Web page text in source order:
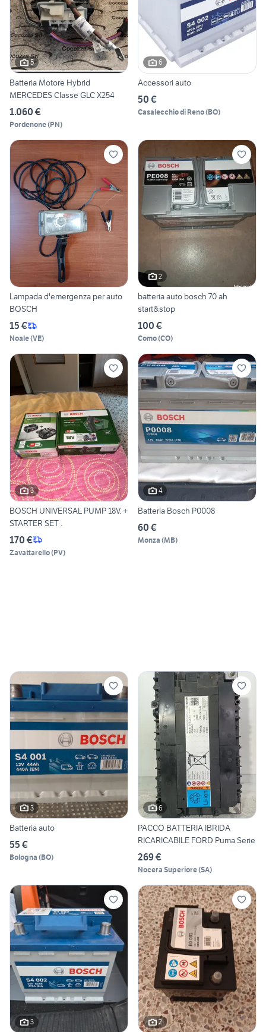
5
Batteria Motore Hybrid
MERCEDES Classe GLC X254
1.060 €
Pordenone(PN)
6
Accessori auto
50 €
Casalecchio di Reno(BO)
Lampada d'emergenza per auto
BOSCH
15 €
Noale(VE)
2
batteria auto bosch 70 ah
start&stop
100 €
Como(CO)
3
BOSCH UNIVERSAL PUMP 18V. +
STARTER SET .
170 €
Zavattarello(PV)
4
Batteria Bosch P0008
60 €
Monza (MB)
3
Batteria auto
55 €
Bologna (BO)
6
PACCO BATTERIA IBRIDA
RICARICABILE FORD Puma Serie
269 €
Nocera Superiore(SA)
3 2